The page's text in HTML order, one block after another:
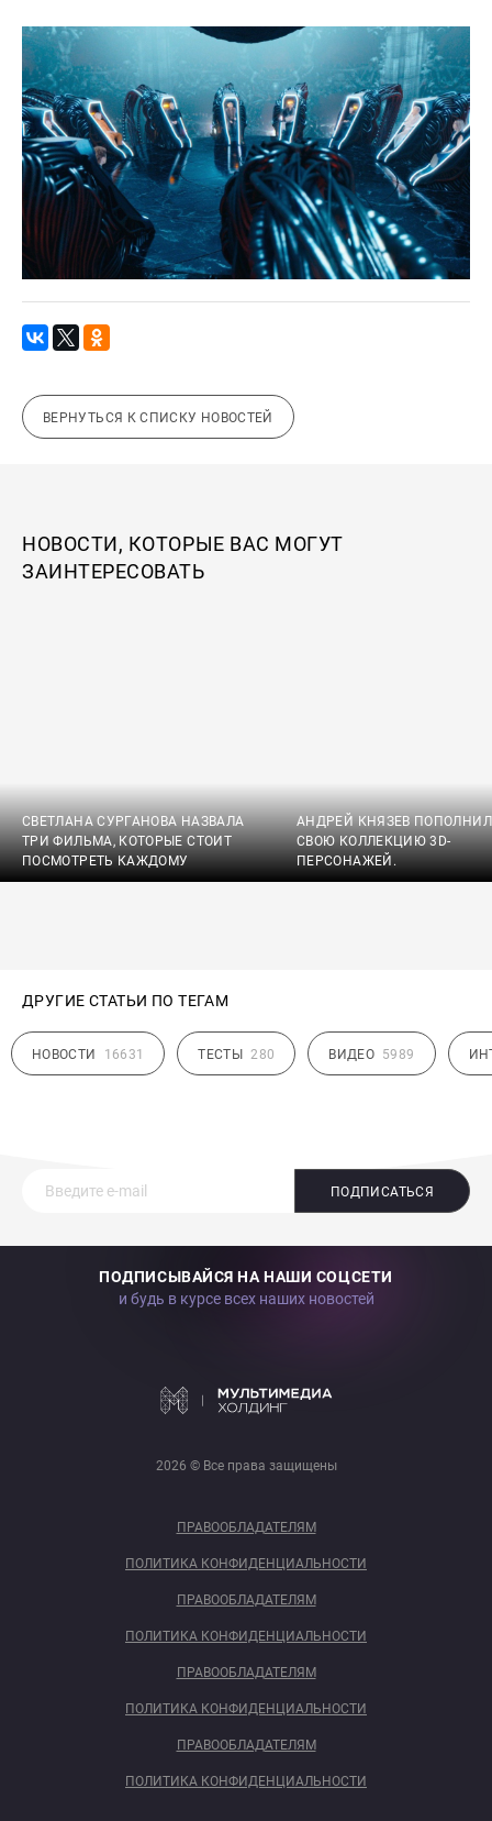
ВЕРНУТЬСЯ К СПИСКУ НОВОСТЕЙ
НОВОСТИ, КОТОРЫЕ ВАС МОГУТ
ЗАИНТЕРЕСОВАТЬ
СВЕТЛАНА СУРГАНОВА НАЗВАЛА
ТРИ ФИЛЬМА, КОТОРЫЕ СТОИТ
ПОСМОТРЕТЬ КАЖДОМУ
АНДРЕЙ КНЯЗЕВ ПОПОЛНИЛ
СВОЮ КОЛЛЕКЦИЮ 3D-
ПЕРСОНАЖЕЙ.
ДРУГИЕ СТАТЬИ ПО ТЕГАМ
НОВОСТИ 16631 ТЕСТЫ 280 ВИДЕО 5989
ПОДПИСАТЬСЯ
ПОДПИСЫВАЙСЯ НА НАШИ СОЦСЕТИ
и будь в курсе всех наших новостей
2026 © Все права защищены
ПРАВООБЛАДАТЕЛЯМ
ПОЛИТИКА КОНФИДЕНЦИАЛЬНОСТИ
ПРАВООБЛАДАТЕЛЯМ
ПОЛИТИКА КОНФИДЕНЦИАЛЬНОСТИ
ПРАВООБЛАДАТЕЛЯМ
ПОЛИТИКА КОНФИДЕНЦИАЛЬНОСТИ
ПРАВООБЛАДАТЕЛЯМ
ПОЛИТИКА КОНФИДЕНЦИАЛЬНОСТИ